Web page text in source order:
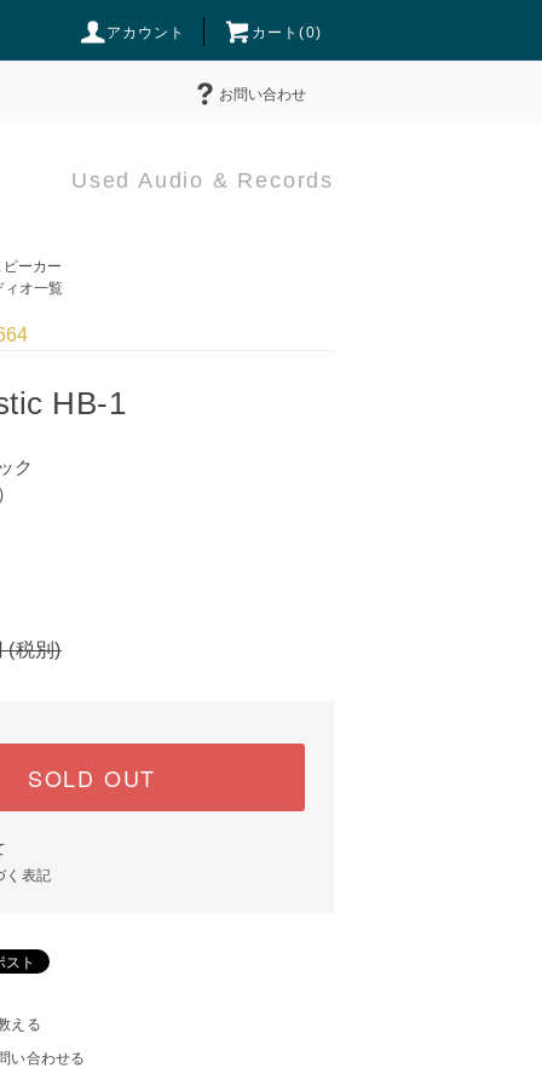
アカウント カート(0)
お問い合わせ
Used Audio & Records
ーカー
オ一覧
HB-1
ク
(税別)
SOLD OUT
く表記
える
い合わせる